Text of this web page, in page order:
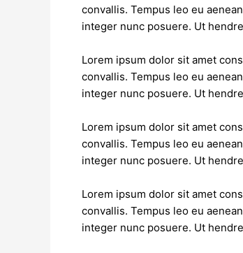
convallis. Tempus leo eu
integer nunc posuere. Ut
Lorem ipsum dolor sit amet
convallis. Tempus leo eu
integer nunc posuere. Ut
Lorem ipsum dolor sit amet
convallis. Tempus leo eu
integer nunc posuere. Ut
Lorem ipsum dolor sit amet
convallis. Tempus leo eu
integer nunc posuere. Ut